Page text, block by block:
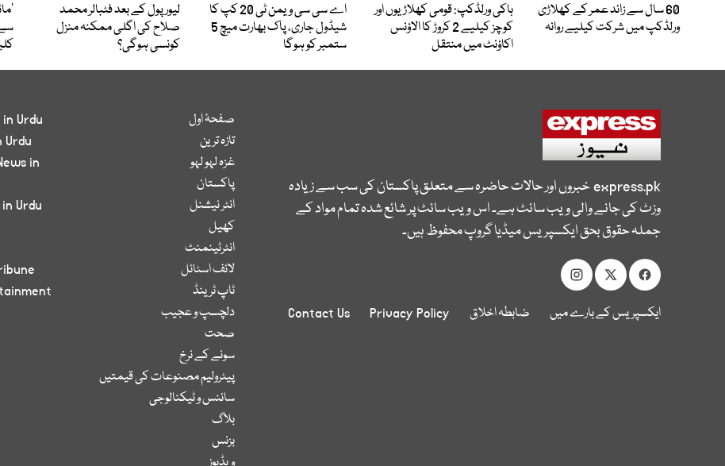
60 سال سے زائد عمر کے کھلاڑی
ورلڈکپ میں شرکت کیلیے روانہ
ہاکی ورلڈکپ: قومی کھلاڑیوں اور
کوچز کیلیے 2 کروڑ کا الاؤنس
اکاؤنٹ میں منتقل
اے سی سی ویمن ٹی 20 کپ کا
شیڈول جاری، پاک بھارت میچ 5
ستمبر کو ہوگا
لیور پول کے بعد فٹبالر محمد
صلاح کی اگلی ممکنہ منزل
کونسی ہوگی؟
express.pkخبروں اور حالات حاضرہ سے متعلق پاکستان کی سب سے زیادہ
وزٹ کی جانے والی ویب سائٹ ہے۔ اس ویب سائٹ پر شائع شدہ تمام مواد کے
جملہ حقوق بحق ایکسپریس میڈیا گروپ محفوظ ہیں۔
ایکسپریس کے بارے میں ضابطہ اخلاق Privacy Policy
Contact Us
صفحۂ اول
تازہ ترین
غزہ لہو لہو
پاکستان
انٹر نیشنل
کھیل
انٹرٹینمنٹ
لائف اسٹائل
ٹاپ ٹرینڈ
دلچسپ و عجیب
صحت
سونے کے نرخ
پیٹرولیم مصنوعات کی قیمتیں
سائنس و ٹیکنالوجی
بلاگ
بزنس
Urdu
Urdu
in
Urdu